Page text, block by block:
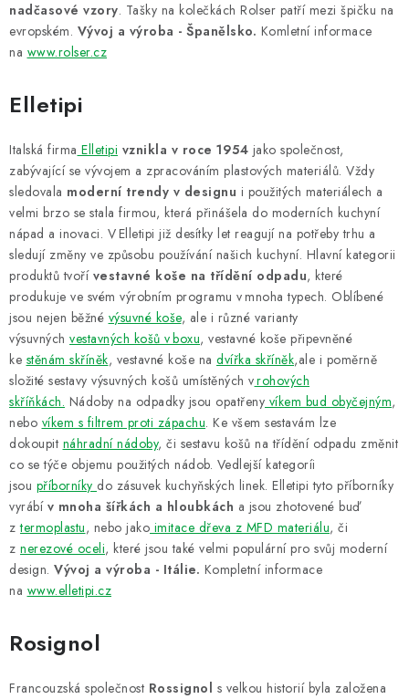
nadčasové vzory. Tašky na kolečkách Rolser patří mezi špičku na
evropském. Vývoj a výroba - Španělsko. Komletní informace
na www.rolser.cz
Elletipi
Italská firma Elletipi vznikla v roce 1954 jako společnost,
zabývající se vývojem a zpracováním plastových materiálů. Vždy
sledovala moderní trendy v designu i použitých materiálech a
velmi brzo se stala firmou, která přinášela do moderních kuchyní
nápad a inovaci. V Elletipi již desítky let reagují na potřeby trhu a
sledují změny ve způsobu používání našich kuchyní. Hlavní kategorii
produktů tvoří vestavné koše na třídění odpadu, které
produkuje ve svém výrobním programu v mnoha typech. Oblíbené
jsou nejen běžné výsuvné koše, ale i různé varianty
výsuvných vestavných košů v boxu, vestavné koše připevněné
ke stěnám skříněk, vestavné koše na dvířka skříněk,ale i poměrně
složité sestavy výsuvných košů umístěných vrohových
skříňkách. Nádoby na odpadky jsou opatřeny víkem bud obyčejným,
nebo víkem s filtrem proti zápachu. Ke všem sestavám lze
dokoupit náhradní nádoby, či sestavu košů na třídění odpadu změnit
co se týče objemu použitých nádob. Vedlejší kategoríi
jsou příborníky do zásuvek kuchyňských linek. Elletipi tyto příborníky
vyrábív mnoha šířkách a hloubkách a jsou zhotovené buď
ztermoplastu, nebo jako imitace dřeva z MFD materiálu, či
z nerezové oceli, které jsou také velmi populární pro svůj moderní
design. Vývoj a výroba - Itálie. Kompletní informace
na www.elletipi.cz
Rosignol
Francouzská společnost Rossignol s velkou historií byla založena